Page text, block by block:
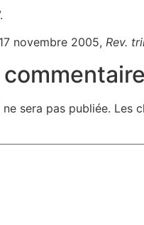
novembre 2005, Rev.
sera pas publiée. Les